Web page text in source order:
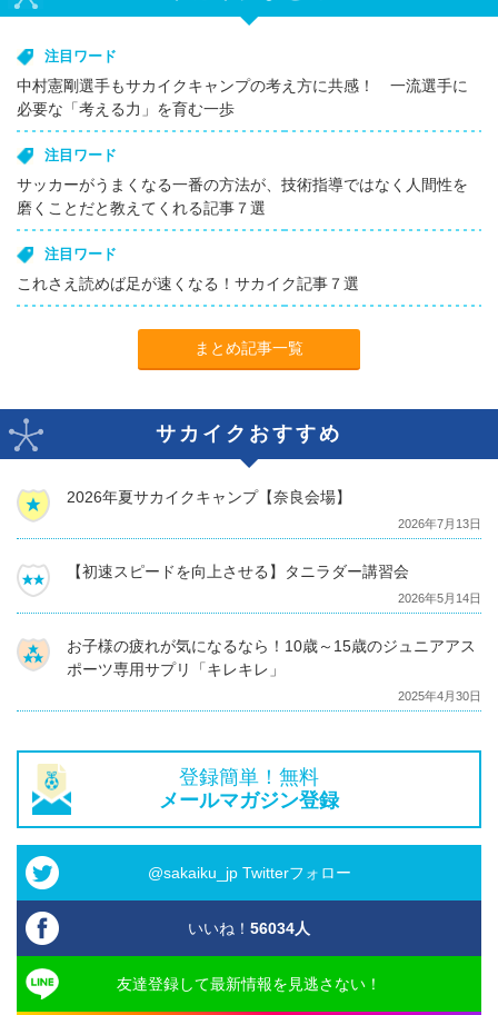
注目ワード
中村憲剛選手もサカイクキャンプの考え方に共感！ 一流選手に
必要な「考える力」を育む一歩
注目ワード
サッカーがうまくなる一番の方法が、技術指導ではなく人間性を
磨くことだと教えてくれる記事７選
注目ワード
これさえ読めば足が速くなる！サカイク記事７選
まとめ記事一覧
サカイクおすすめ
2026年夏サカイクキャンプ【奈良会場】
2026年7月13日
【初速スピードを向上させる】タニラダー講習会
2026年5月14日
お子様の疲れが気になるなら！10歳～15歳のジュニアアス
ポーツ専用サプリ「キレキレ」
2025年4月30日
登録簡単！無料
メールマガジン登録
@sakaiku_jp Twitterフォロー
いいね！ 56034人
友達登録して最新情報を見逃さない！